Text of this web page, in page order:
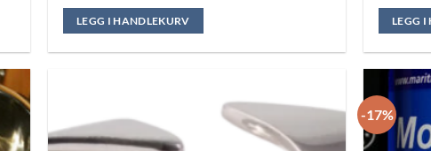
LEGG I HANDLEKURV LEGG I
-17%